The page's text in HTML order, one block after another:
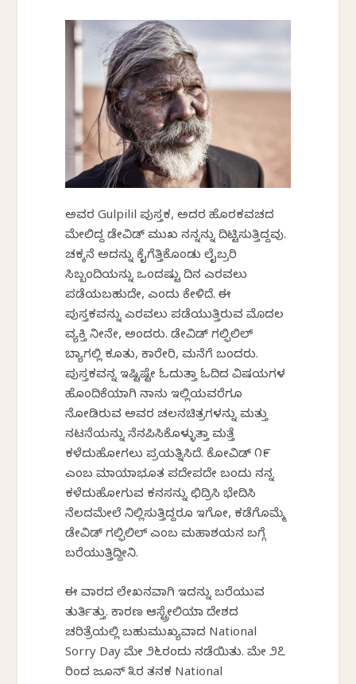
ಅವರ Gulpilil ಪುಸ್ತಕ, ಅದರ ಹೊರಕವಚದ
ಮೇಲಿದ್ದ ಡೇವಿಡ್ ಮುಖ ನನ್ನನ್ನು ದಿಟ್ಟಿಸುತ್ತಿದ್ದವು.
ಚಕ್ಕನೆ ಅದನ್ನು ಕೈಗೆತ್ತಿಕೊಂಡು ಲೈಬ್ರರಿ
ಸಿಬ್ಬಂದಿಯನ್ನು ಒಂದಷ್ಟು ದಿನ ಎರವಲು
ಪಡೆಯಬಹುದೇ, ಎಂದು ಕೇಳಿದೆ. ಈ
ಪುಸ್ತಕವನ್ನು ಎರವಲು ಪಡೆಯುತ್ತಿರುವ ಮೊದಲ
ವ್ಯಕ್ತಿ ನೀನೇ, ಅಂದರು. ಡೇವಿಡ್ ಗಲ್ಫಿಲಿಲ್
ಬ್ಯಾಗಲ್ಲಿ ಕೂತು, ಕಾರೇರಿ, ಮನೆಗೆ ಬಂದರು.
ಪುಸ್ತಕವನ್ನ ಇಷ್ಟಿಷ್ಟೇ ಓದುತ್ತಾ ಓದಿದ ವಿಷಯಗಳ
ಹೊಂದಿಕೆಯಾಗಿ ನಾನು ಇಲ್ಲಿಯವರೆಗೂ
ನೋಡಿರುವ ಅವರ ಚಲನಚಿತ್ರಗಳನ್ನು ಮತ್ತು
ನಟನೆಯನ್ನು ನೆನಪಿಸಿಕೊಳ್ಳುತ್ತಾ ಮತ್ತೆ
ಕಳೆದುಹೋಗಲು ಪ್ರಯತ್ನಿಸಿದೆ. ಕೋವಿಡ್ ೧೯
ಎಂಬ ಮಾಯಾಭೂತ ಪದೇಪದೇ ಬಂದು ನನ್ನ
ಕಳೆದುಹೋಗುವ ಕನಸನ್ನು ಛಿದ್ರಿಸಿ ಭೇದಿಸಿ
ನೆಲದಮೇಲೆ ನಿಲ್ಲಿಸುತ್ತಿದ್ದರೂ ಇಗೋ, ಕಡೆಗೊಮ್ಮೆ
ಡೇವಿಡ್ ಗಲ್ಫಿಲಿಲ್ ಎಂಬ ಮಹಾಶಯನ ಬಗ್ಗೆ
ಬರೆಯುತ್ತಿದ್ದೀನಿ.
ಈ ವಾರದ ಲೇಖನವಾಗಿ ಇದನ್ನು ಬರೆಯುವ
ತುರ್ತಿತ್ತು. ಕಾರಣ ಆಸ್ಟ್ರೇಲಿಯಾ ದೇಶದ
ಚರಿತ್ರೆಯಲ್ಲಿ ಬಹುಮುಖ್ಯವಾದ National
Sorry Day ಮೇ ೨೬ರಂದು ನಡೆಯಿತು. ಮೇ ೨೭
ರಿಂದ ಜೂನ್ ೩ರ ತನಕ National